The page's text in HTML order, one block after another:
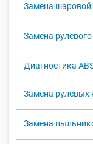
Замена
Замена
Диагностика
Замена рулевых
Замена